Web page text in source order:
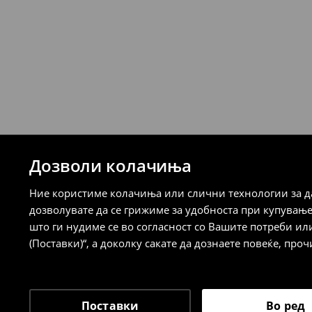
Дозволи колачиња
Ние користиме колачиња или слични технологии за
дозволувате да се грижиме за удобноста при
што ги нудиме се во согласност со Вашите потреби
(Поставки)“, а доколку сакате да дознаете повеќе,
Поставки Во ред
Политика на враќање
Кога ќе ја примите нарачката, имате
спроведе поврат на сите несакани
сакате да направите бесплатен
направите во нашите продавници.
⟶Политика на поврат